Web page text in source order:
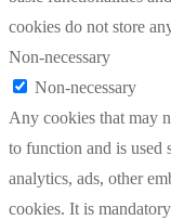
cookies do not store
Non-necessary
Non-necessary
Any cookies that may
to function and is used
analytics, ads, other
cookies. It is